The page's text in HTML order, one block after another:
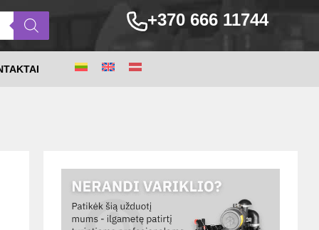
+370 666 11744